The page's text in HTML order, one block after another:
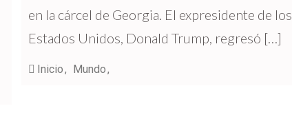
en la cárcel de Georgia. El expresidente de los
Estados Unidos, Donald Trump, regresó […]
Inicio Mundo